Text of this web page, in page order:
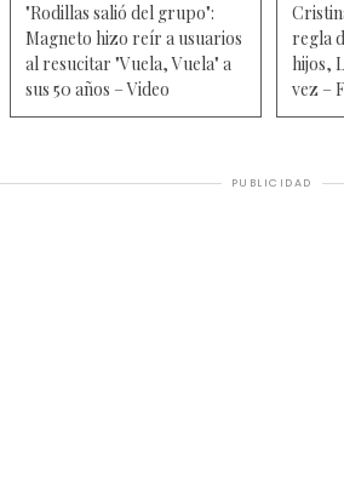
"Rodillas salió del grupo":
Magneto hizo reír a usuarios
al resucitar "Vuela, Vuela" a
sus 50 años – Video
regla
hijos,
vez –
PUBLICIDAD